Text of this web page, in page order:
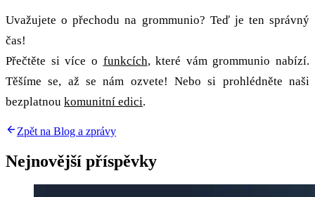
Uvažujete o přechodu na grommunio? Teď je ten správný
čas!
Přečtěte si více o funkcích, které vám grommunio nabízí.
Těšíme se, až se nám ozvete! Nebo si prohlédněte naši
bezplatnou komunitní edici.
Zpět na Blog a zprávy
Nejnovější příspěvky